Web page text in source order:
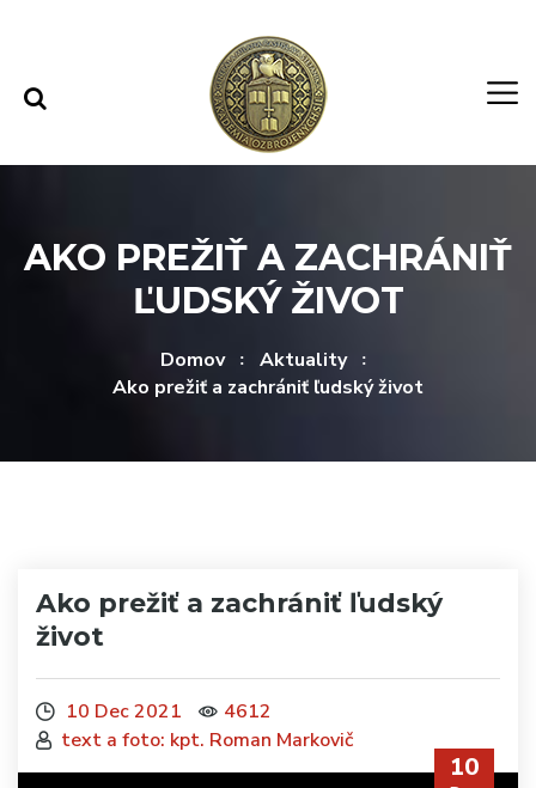
AKO PREŽIŤ A ZACHRÁNIŤ
ĽUDSKÝ ŽIVOT
Domov
Aktuality
Ako prežiť a zachrániť ľudský život
Ako prežiť a zachrániť ľudský
život
10 Dec 2021
4612
text a foto: kpt. Roman Markovič
10